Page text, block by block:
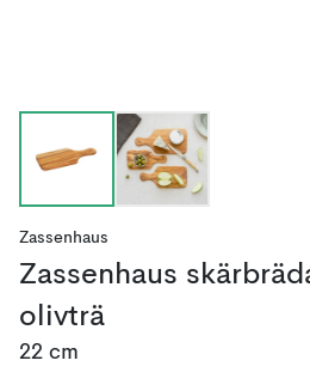
Zassenhaus
Zassenhaus
olivträ
22 cm